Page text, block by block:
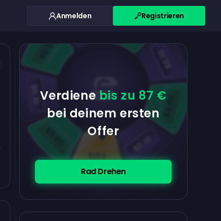
Anmelden Registrieren
Verdiene bis zu 87 €
bei deinem ersten
Offer
Rad Drehen
$100
$5.00
$0.10
$5.00
$0.10 $5.00
$5.00